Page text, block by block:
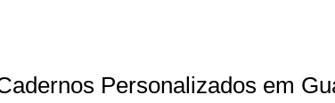
Personalizados em